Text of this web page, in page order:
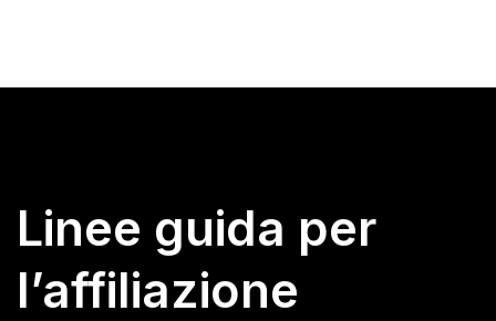
Linee guida per
l’affiliazione